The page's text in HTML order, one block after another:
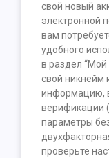
свой новый
электронной
вам
удобного
в раздел
свой никнейм
информацию,
верификации
параметры
проверьте